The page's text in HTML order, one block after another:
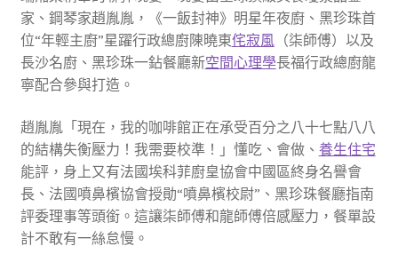
家、鋼琴家趙胤胤，《一飯封神》明星年夜廚、黑珍珠首
位“年輕主廚”星躍行政總廚陳曉東侘寂風（柒師傅）以及
長沙名廚、黑珍珠一鉆餐廳新空間心理學長福行政總廚龍
寧配合參與打造。
趙胤胤「現在，我的咖啡館正在承受百分之八十七點八八
的結構失衡壓力！我需要校準！」懂吃、會做、 養生住宅
能評，身上又有法國埃科菲廚皇協會中國區終身名譽會
長、法國噴鼻檳協會授勛“噴鼻檳校尉”、黑珍珠餐廳指南
評委理事等頭銜。這讓柒師傅和龍師傅倍感壓力，餐單設
計不敢有一絲怠慢。